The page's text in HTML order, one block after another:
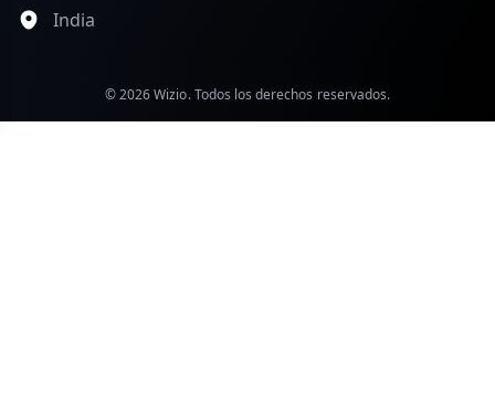
India
© 2026 Wizio. Todos los derechos reservados.